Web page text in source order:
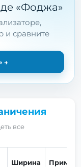
«Фоджа»
и сравните
→
все
Ширина